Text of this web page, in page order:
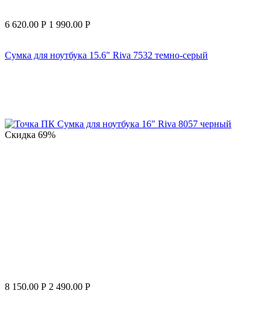
6 620.00 Р 1 990.00 Р
Сумка для ноутбука 15.6" Riva 7532 темно-серый
Скидка 69%
8 150.00 Р 2 490.00 Р